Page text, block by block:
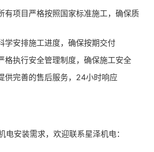
有项目严格按照国家标准施工，确保质
学安排施工进度，确保按期交付
格执行安全管理制度，确保施工安全
供完善的售后服务，24小时响应
电安装需求，欢迎联系星泽机电：